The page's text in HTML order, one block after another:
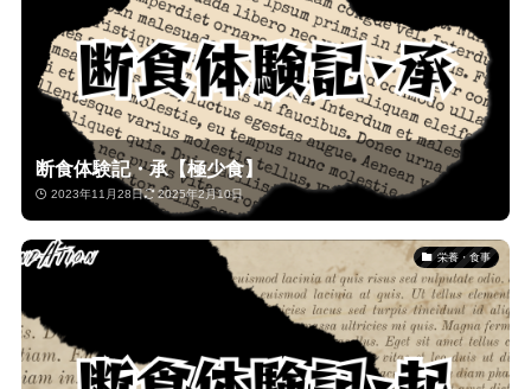
断食体験記・承【極少食】
2023年11月28日 2025年2月10日
栄養・食事